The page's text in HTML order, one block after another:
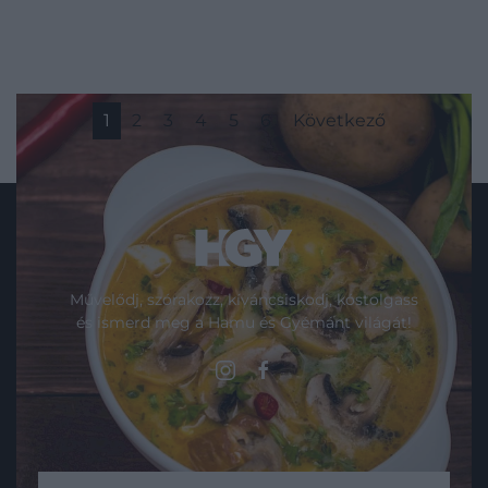
1 2 3 4 5 Következő
Művelődj, szórakozz, kíváncsiskodj, kóstolgass
és ismerd meg a Hamu és Gyémánt világát!
ROVATOK